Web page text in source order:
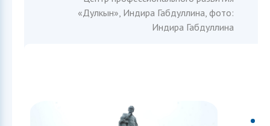
«Дулкын», Индира Габдуллина, фото:
Индира Габдуллина